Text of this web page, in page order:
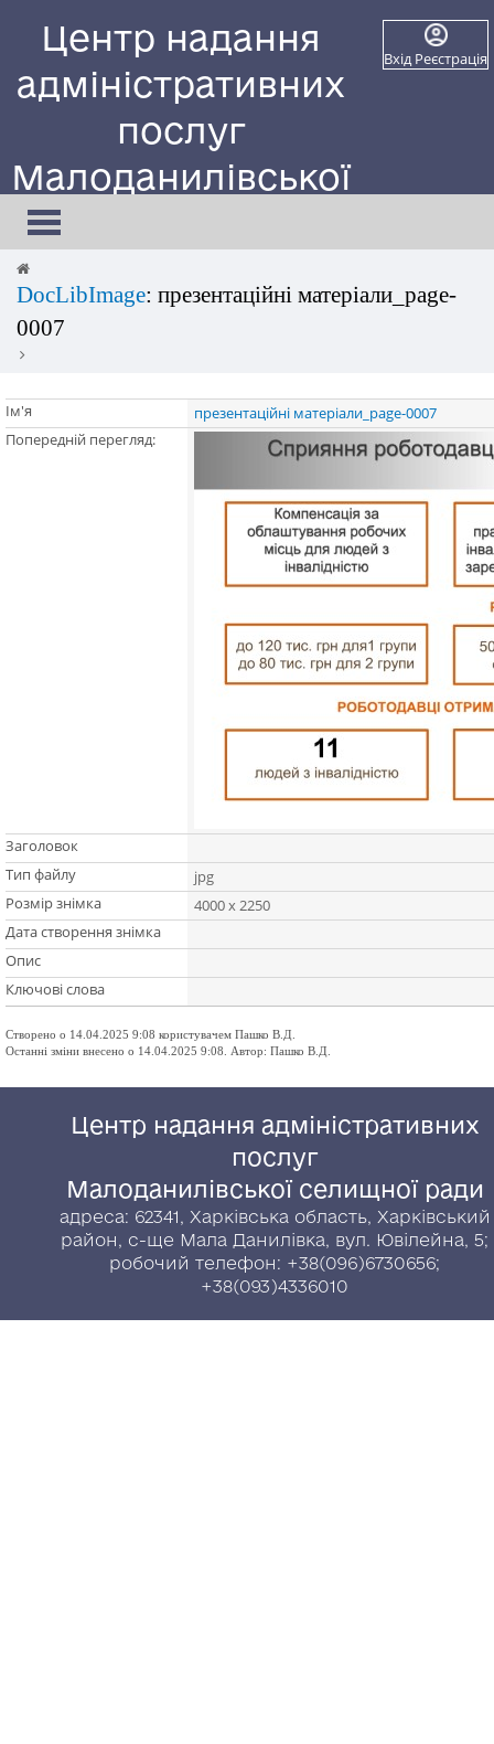
Центр надання
адміністративних
послуг
Малоданилівської
селищної ради
Сайт працює в тестовому режимі
Вхід Реєстрація
Toggle
navigation
DocLibImage: презентаційні матеріали_page-
0007
Ім'я
презентаційні матеріали_page-0007
Попередній перегляд:
Заголовок
Тип файлу
jpg
Розмір знімка
4000 x 2250
Дата створення знімка
Опис
Ключові слова
Створено о 14.04.2025 9:08 користувачем Пашко В.Д.
Останні зміни внесено о 14.04.2025 9:08. Автор: Пашко В.Д.
Центр надання адміністративних
послуг
Малоданилівської селищної ради
адреса: 62341, Харківська область, Харківський
район, с-ще Мала Данилівка, вул. Ювілейна, 5;
робочий телефон: +38(096)6730656;
+38(093)4336010